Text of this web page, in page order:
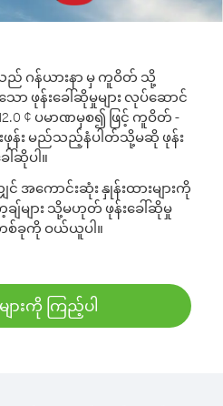
သည် ဂန်ယားနာ မှ ကူဝိတ် သို့
ဖုန်းခေါ်ဆိုမှုများ လုပ်ဆောင်
¢ ပမာဏမှစ၍ ဖြင့် ကူဝိတ် -
ဖုန်း မည်သည့်နံပါတ်သို့မဆို ဖုန်း
ါ်ဆိုပါ။
ကောင်းဆုံး နှုန်းထားများကို
ျ်များ သို့မဟုတ် ဖုန်းခေါ်ဆိုမှု
ခုကို ဝယ်ယူပါ။
ျားကို ကြည့်ပါ